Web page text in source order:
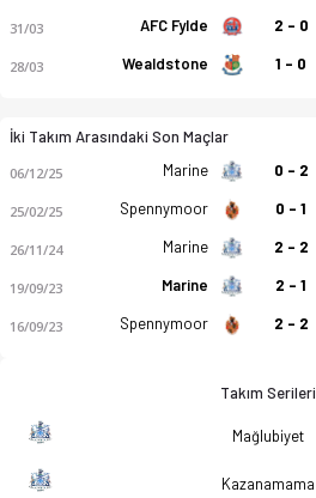
31/03 AFC Fylde 2 - 0
28/03 Wealdstone 1 - 0
İki Takım Arasındaki Son Maçlar
06/12/25 Marine 0 - 2
25/02/25 Spennymoor 0 - 1
26/11/24 Marine 2 - 2
19/09/23 Marine 2 - 1
16/09/23 Spennymoor 2 - 2
Takım Serileri
Mağlubiyet
Kazanamama